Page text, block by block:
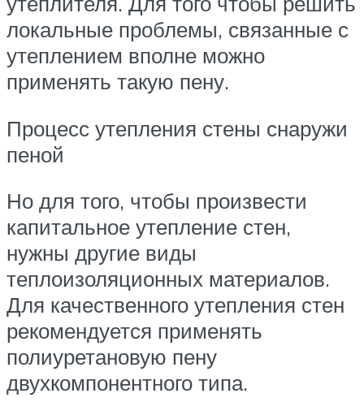
локальные проблемы, связанные с
утеплением вполне можно
применять такую пену.
Процесс утепления стены снаружи
пеной
Но для того, чтобы произвести
капитальное утепление стен,
нужны другие виды
теплоизоляционных материалов.
Для качественного утепления стен
рекомендуется применять
полиуретановую пену
двухкомпонентного типа.